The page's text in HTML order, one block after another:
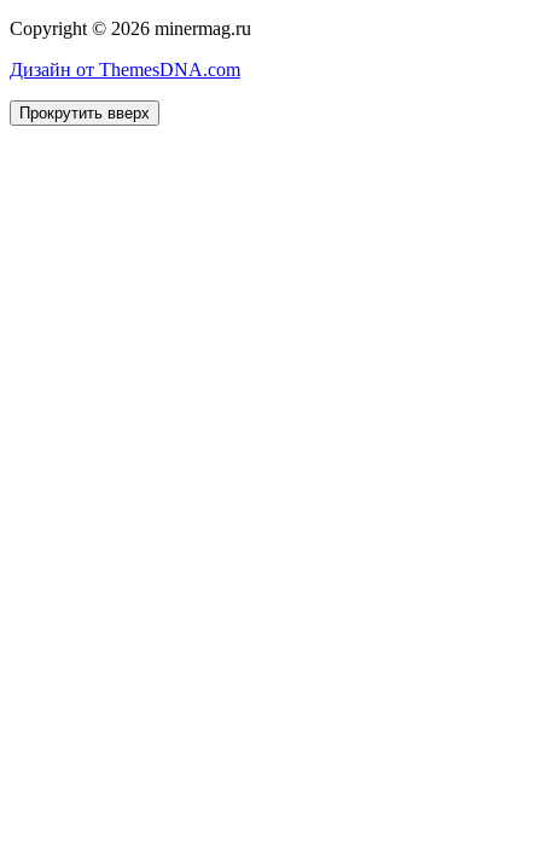
Copyright © 2026 minermag.ru
Дизайн от ThemesDNA.com
Прокрутить вверх